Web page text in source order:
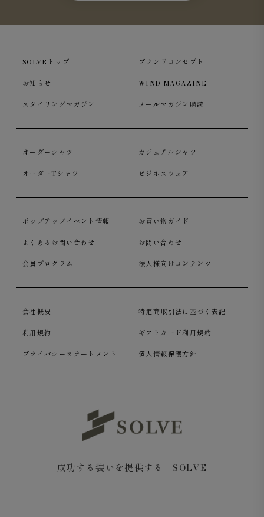
あり、ジャケットと合わせれば一気にシックな着こなし
SOLVEトップ ブランドコンセプト
お知らせ WIND MAGAZINE
スタイリングマガジン メールマガジン購読
オーダーシャツ カジュアルシャツ
オーダーTシャツ ビジネスウェア
ポップアップイベント情報 お買い物ガイド
よくあるお問い合わせ お問い合わせ
会員プログラム 法人様向けコンテンツ
会社概要 特定商取引法に基づく表記
利用規約 ギフトカード利用規約
プライバシーステートメント 個人情報保護方針
成功する装いを提供する SOLVE